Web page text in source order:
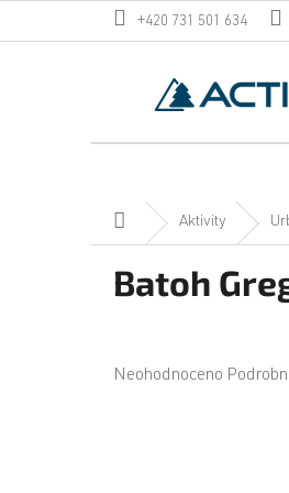
+420 731 501 634
Domů Aktivity
Batoh
Průměrné
Neohodnoceno